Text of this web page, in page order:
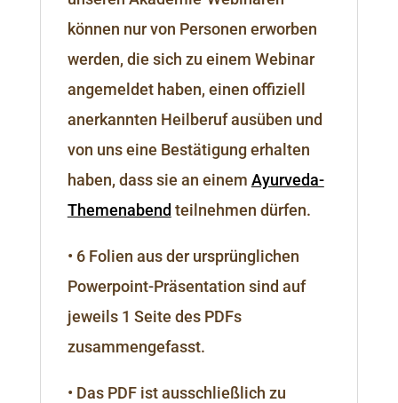
können nur von Personen erworben
werden, die sich zu einem Webinar
angemeldet haben, einen offiziell
anerkannten Heilberuf ausüben und
von uns eine Bestätigung erhalten
haben, dass sie an einem Ayurveda-
Themenabend teilnehmen dürfen.
• 6 Folien aus der ursprünglichen
Powerpoint-Präsentation sind auf
jeweils 1 Seite des PDFs
zusammengefasst.
• Das PDF ist ausschließlich zu